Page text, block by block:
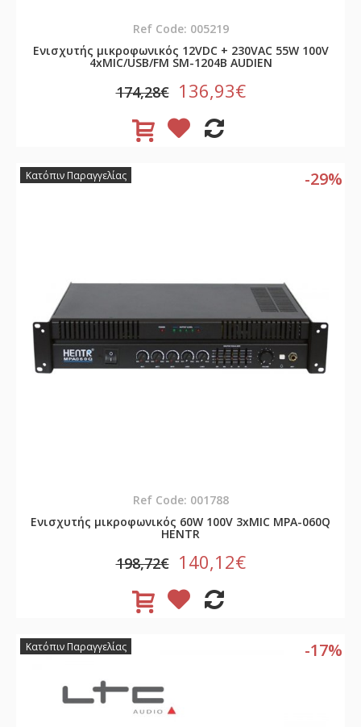
Ref Code: 005219
Ενισχυτής μικροφωνικός 12VDC + 230VAC 55W 100V
4xMIC/USB/FM SM-1204B AUDIEN
174,28€ 136,93€
-29%
Κατόπιν Παραγγελίας
Ref Code: 001788
Ενισχυτής μικροφωνικός 60W 100V 3xMIC MPA-060Q
HENTR
198,72€ 140,12€
-17%
Κατόπιν Παραγγελίας